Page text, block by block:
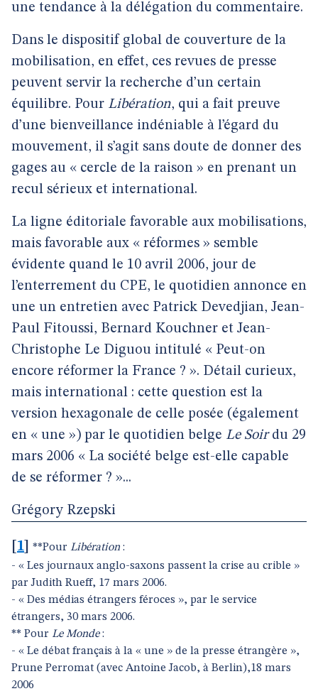
une tendance à la délégation du commentaire.
Dans le dispositif global de couverture de la
mobilisation, en effet, ces revues de presse
peuvent servir la recherche d’un certain
équilibre. Pour Libération, qui a fait preuve
d’une bienveillance indéniable à l’égard du
mouvement, il s’agit sans doute de donner des
gages au « cercle de la raison » en prenant un
recul sérieux et international.
La ligne éditoriale favorable aux mobilisations,
mais favorable aux « réformes » semble
évidente quand le 10 avril 2006, jour de
l’enterrement du CPE, le quotidien annonce en
une un entretien avec Patrick Devedjian, Jean-
Paul Fitoussi, Bernard Kouchner et Jean-
Christophe Le Diguou intitulé « Peut-on
encore réformer la France ? ». Détail curieux,
mais international : cette question est la
version hexagonale de celle posée (également
en « une ») par le quotidien belge Le Soirdu 29
mars 2006 « La société belge est-elle capable
de se réformer ? »...
Grégory Rzepski
1 **Pour Libération :
- « Les journaux anglo-saxons passent la crise au crible »
par Judith Rueff, 17 mars 2006.
- « Des médias étrangers féroces », par le service
étrangers, 30 mars 2006.
** Pour Le Monde:
- « Le débat français à la « une » de la presse étrangère »,
Prune Perromat (avec Antoine Jacob, à Berlin),18 mars
2006